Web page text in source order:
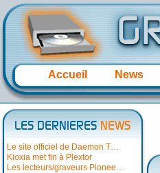
Accueil News
LES DERNIERESNEWS
Le site officiel de Daemon T…
Kioxia met fin à Plextor
Les lecteurs/graveurs Pionee…